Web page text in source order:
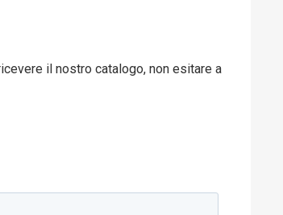
il nostro catalogo, non esitare a